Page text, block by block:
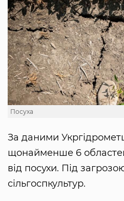
Посуха
За даними
щонайменше 6
від посухи. Під
сільгоспкультур.